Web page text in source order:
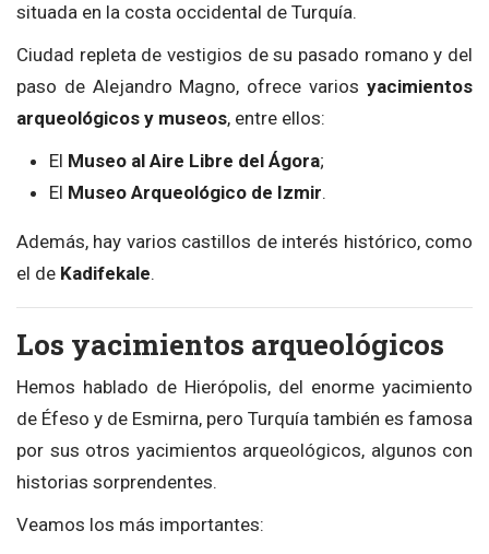
situada en la costa occidental de Turquía.
Ciudad repleta de vestigios de su pasado romano y del
paso de Alejandro Magno, ofrece varios yacimientos
arqueológicos y museos, entre ellos:
El Museo al Aire Libre del Ágora;
El Museo Arqueológico de Izmir.
Además, hay varios castillos de interés histórico, como
el de Kadifekale.
Los yacimientos arqueológicos
Hemos hablado de Hierópolis, del enorme yacimiento
de Éfeso y de Esmirna, pero Turquía también es famosa
por sus otros yacimientos arqueológicos, algunos con
historias sorprendentes.
Veamos los más importantes: